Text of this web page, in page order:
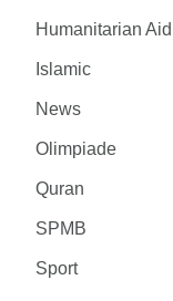
Humanitarian Aid
Islamic
News
Olimpiade
Quran
SPMB
Sport